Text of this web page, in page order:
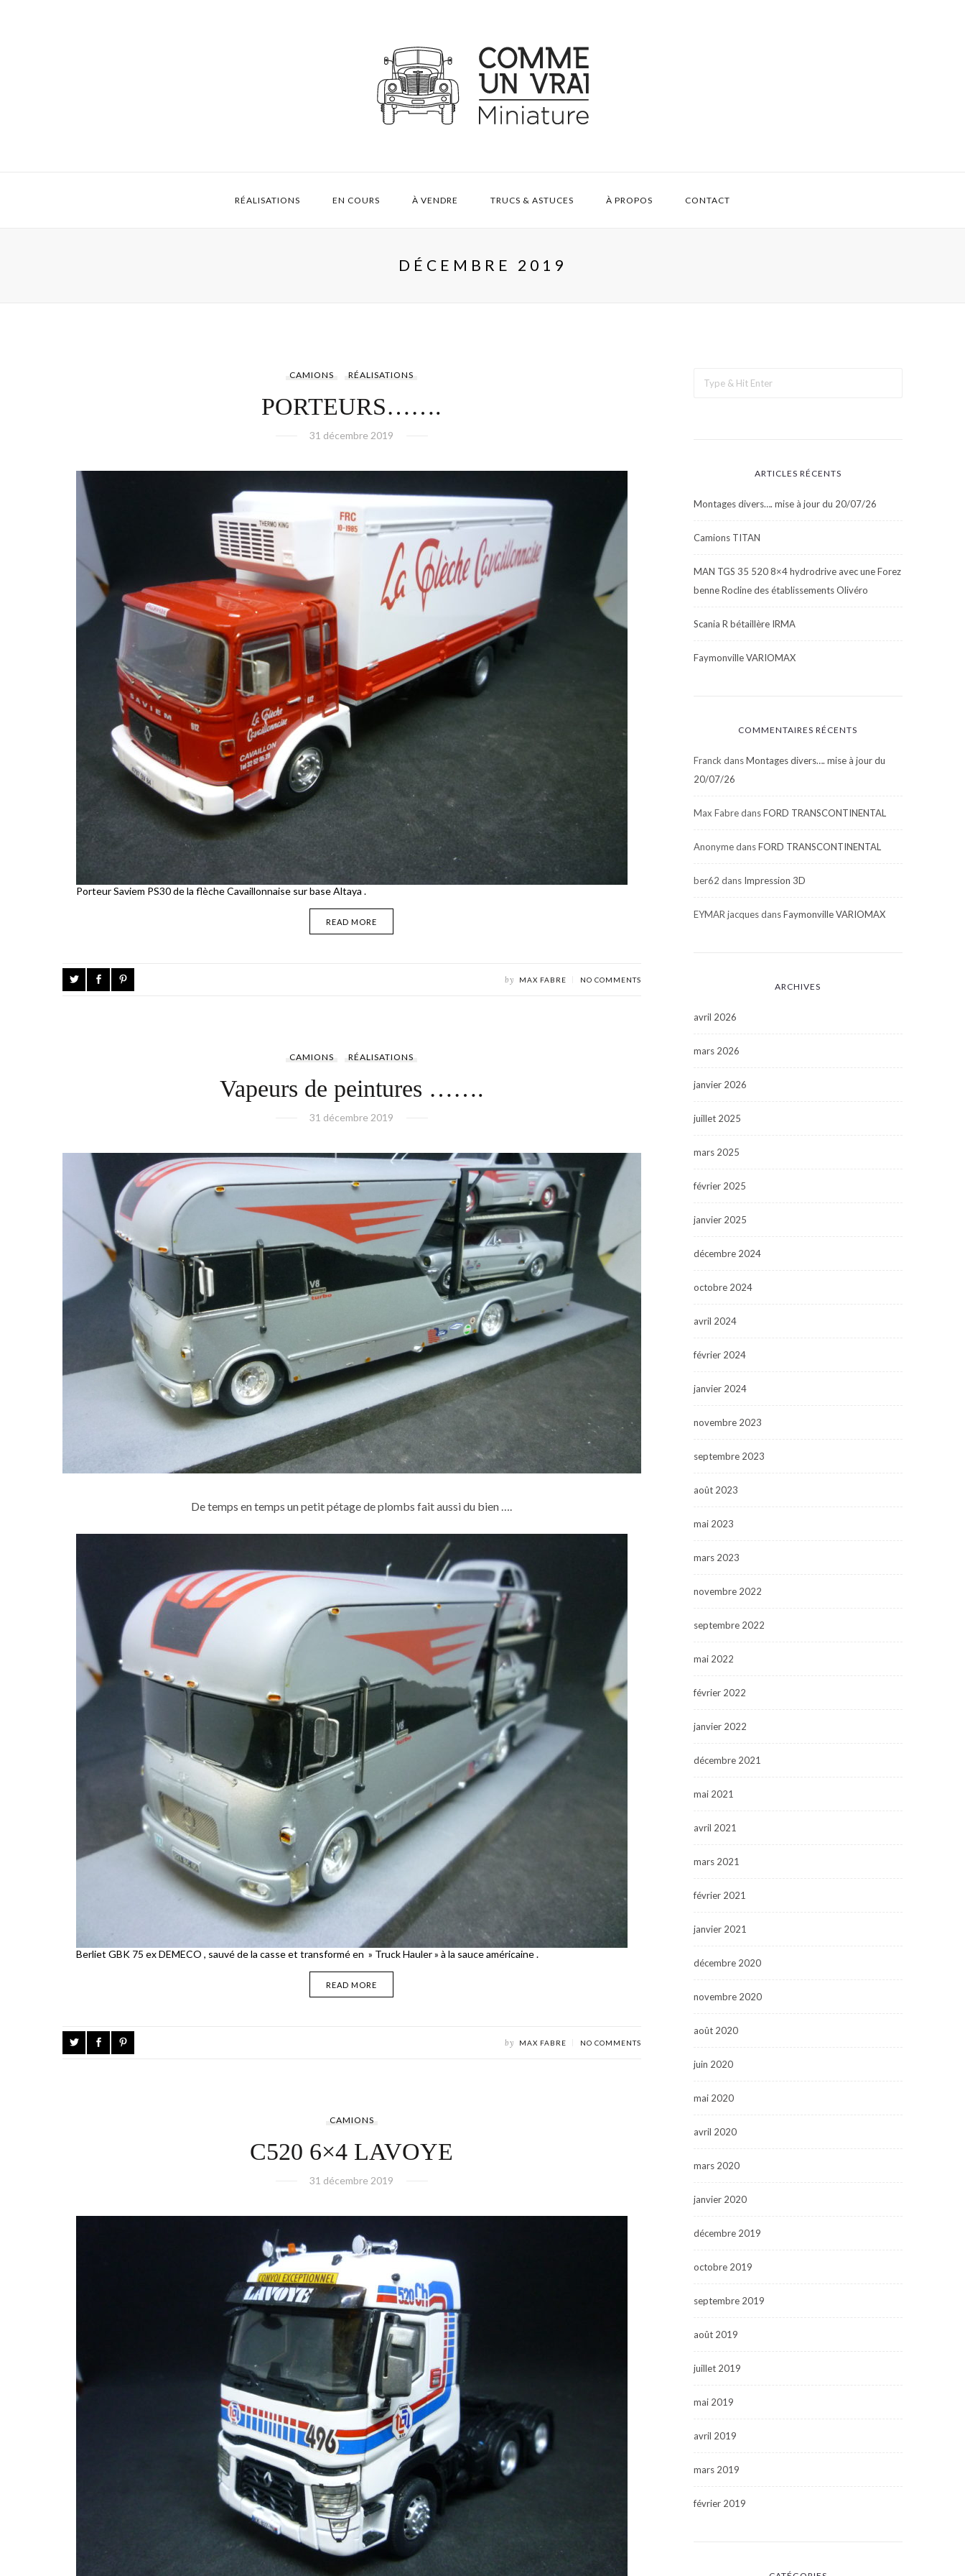
RÉALISATIONS EN COURS À VENDRE TRUCS & ASTUCES À PROPOS CONTACT
DÉCEMBRE 2019
CAMIONS RÉALISATIONS
PORTEURS…….
31 décembre 2019
Porteur Saviem PS30 de la flèche Cavaillonnaise sur base Altaya .
READ MORE
by MAX FABRE NO COMMENTS
CAMIONS RÉALISATIONS
Vapeurs de peintures …….
31 décembre 2019
De temps en temps un petit pétage de plombs fait aussi du bien ….
Berliet GBK 75 ex DEMECO , sauvé de la casse et transformé en » Truck Hauler » à la sauce américaine .
READ MORE
by MAX FABRE NO COMMENTS
CAMIONS
C520 6×4 LAVOYE
31 décembre 2019
ARTICLES RÉCENTS
Montages divers…. mise à jour du 20/07/26
Camions TITAN
MAN TGS 35 520 8×4 hydrodrive avec une Forez
benne Rocline des établissements Olivéro
Scania R bétaillère IRMA
Faymonville VARIOMAX
COMMENTAIRES RÉCENTS
Franck dansMontages divers…. mise à jour du
20/07/26
Max FabredansFORD TRANSCONTINENTAL
AnonymedansFORD TRANSCONTINENTAL
ber62 dans Impression 3D
EYMAR jacquesdansFaymonville VARIOMAX
ARCHIVES
avril 2026
mars 2026
janvier 2026
juillet 2025
mars 2025
février 2025
janvier 2025
décembre 2024
octobre 2024
avril 2024
février 2024
janvier 2024
novembre 2023
septembre 2023
août 2023
mai 2023
mars 2023
novembre 2022
septembre 2022
mai 2022
février 2022
janvier 2022
décembre 2021
mai 2021
avril 2021
mars 2021
février 2021
janvier 2021
décembre 2020
novembre 2020
août 2020
juin 2020
mai 2020
avril 2020
mars 2020
janvier 2020
décembre 2019
octobre 2019
septembre 2019
août 2019
juillet 2019
mai 2019
avril 2019
mars 2019
février 2019